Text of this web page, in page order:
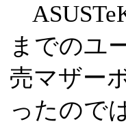
までのユ
売マザー
ったので